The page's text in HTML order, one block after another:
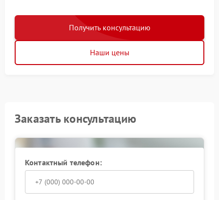
Получить консультацию
Наши цены
Заказать консультацию
Контактный телефон: